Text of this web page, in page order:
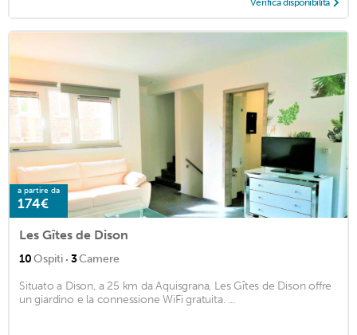
a partire da
174€
Les Gîtes de Dison
10Ospiti · 3Camere
Situato a Dison, a 25 km da Aquisgrana, Les Gîtes de Dison offre
un giardino e la connessione WiFi gratuita. ...